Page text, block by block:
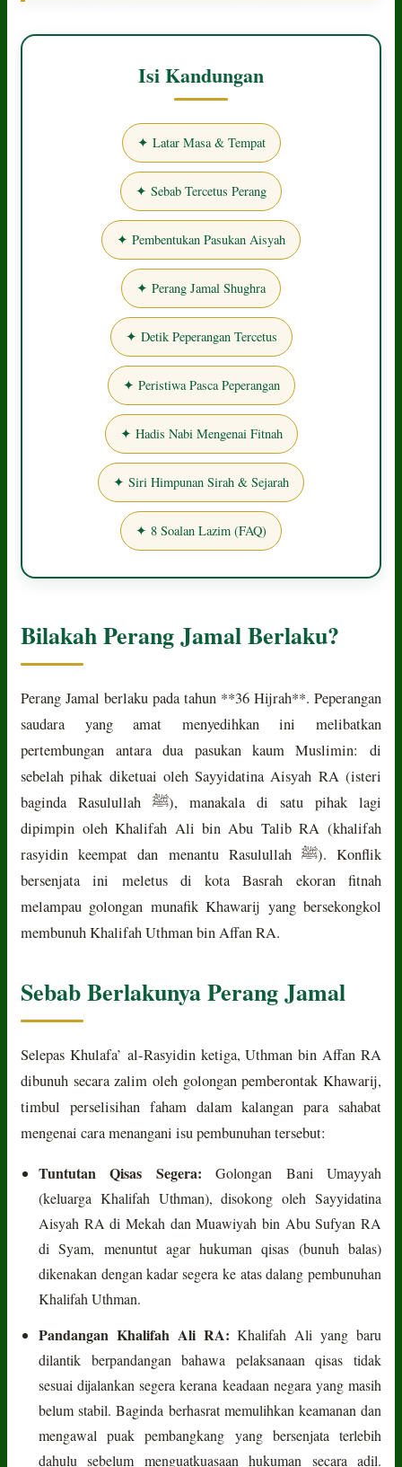
Isi Kandungan
✦ Latar Masa & Tempat
✦ Sebab Tercetus Perang
✦ Pembentukan Pasukan Aisyah
✦ Perang Jamal Shughra
✦ Detik Peperangan Tercetus
✦ Peristiwa Pasca Peperangan
✦ Hadis Nabi Mengenai Fitnah
✦ Siri Himpunan Sirah & Sejarah
✦ 8 Soalan Lazim (FAQ)
Bilakah Perang Jamal Berlaku?
Perang Jamal berlaku pada tahun **36 Hijrah**. Peperangan
saudara yang amat menyedihkan ini melibatkan
pertembungan antara dua pasukan kaum Muslimin: di
sebelah pihak diketuai oleh Sayyidatina Aisyah RA (isteri
baginda Rasulullah ﷺ), manakala di satu pihak lagi
dipimpin oleh Khalifah Ali bin Abu Talib RA (khalifah
rasyidin keempat dan menantu Rasulullah ﷺ). Konflik
bersenjata ini meletus di kota Basrah ekoran fitnah
melampau golongan munafik Khawarij yang bersekongkol
membunuh Khalifah Uthman bin Affan RA.
Sebab Berlakunya Perang Jamal
Selepas Khulafa’ al-Rasyidin ketiga, Uthman bin Affan RA
dibunuh secara zalim oleh golongan pemberontak Khawarij,
timbul perselisihan faham dalam kalangan para sahabat
mengenai cara menangani isu pembunuhan tersebut:
Tuntutan Qisas Segera: Golongan Bani Umayyah
(keluarga Khalifah Uthman), disokong oleh Sayyidatina
Aisyah RA di Mekah dan Muawiyah bin Abu Sufyan RA
di Syam, menuntut agar hukuman qisas (bunuh balas)
dikenakan dengan kadar segera ke atas dalang pembunuhan
Khalifah Uthman.
Pandangan Khalifah Ali RA: Khalifah Ali yang baru
dilantik berpandangan bahawa pelaksanaan qisas tidak
sesuai dijalankan segera kerana keadaan negara yang masih
belum stabil. Baginda berhasrat memulihkan keamanan dan
mengawal puak pembangkang yang bersenjata terlebih
dahulu sebelum menguatkuasaan hukuman secara adil.